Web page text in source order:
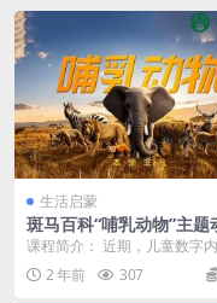
│ ├─ 0-1岁课
│ ├─ 0-1岁课程
│ ├─ 0-1岁律动
│ ├─ 1-3岁课
│ ├─ 1-3岁课程
│ ├─ 歌曲赏析
│ ├─ 歌曲赏析
│ ├─ 音乐.jpg
生活启蒙
斑马百科“哺乳动物”主题
视频课程,包含了200+个
动物的相关知识点
课程简介： 近期，儿童数字
牌斑马旗下斑马百科正式发布“
动物”主题，带领...
2 年前 307